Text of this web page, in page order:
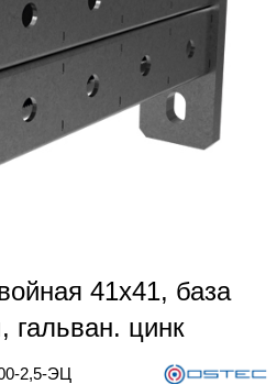
41х41, база
цинк
2,5-ЭЦ